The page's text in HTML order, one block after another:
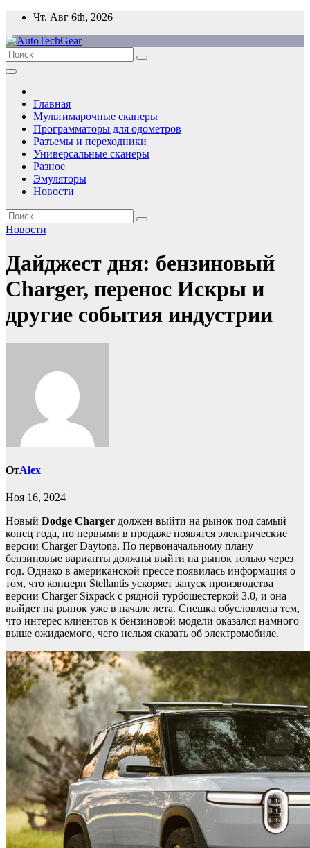
Перейти
содержимому
Чт. Авг 6th, 2026
Главная
Мультимарочные сканеры
Программаторы для одометров
Разъемы и переходники
Универсальные сканеры
Разное
Эмуляторы
Новости
Новости
Дайджест дня: бензиновый
Charger, перенос Искры и
другие события индустрии
ОтAlex
Ноя 16, 2024
Новый Dodge Charger должен выйти на рынок под самый
конец года, но первыми в продаже появятся электрические
версии Charger Daytona. По первоначальному плану
бензиновые варианты должны выйти на рынок только через
год. Однако в американской прессе появилась информация о
том, что концерн Stellantis ускоряет запуск производства
версии Charger Sixpack с рядной турбошестеркой 3.0, и она
выйдет на рынок уже в начале лета. Спешка обусловлена тем,
что интерес клиентов к бензиновой модели оказался намного
выше ожидаемого, чего нельзя сказать об электромобиле.